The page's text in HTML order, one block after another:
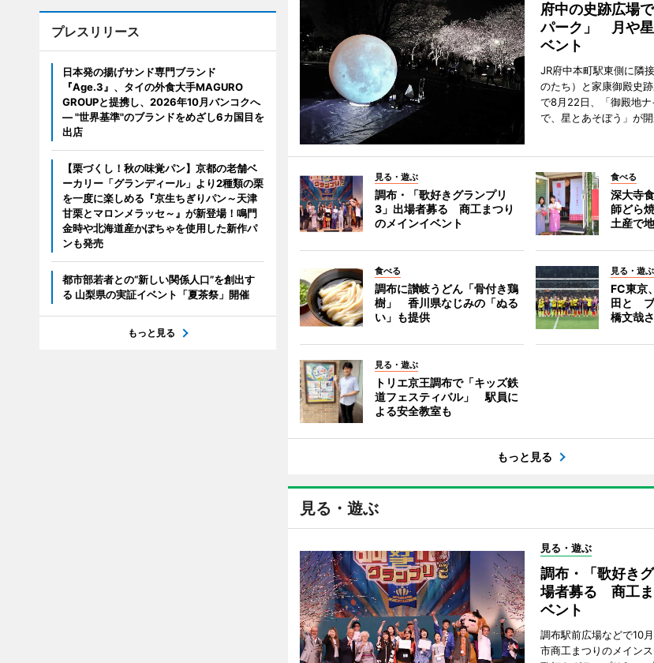
府中の史跡広場
パーク」 月や星
ベント
JR府中本町駅東側に隣
のたち）と家康御殿史跡
で8月22日、「御殿地
で、星とあそぼう」が開
見る・遊ぶ
調布・「歌好きグランプリ
3」出場者募る 商工まつり
のメインイベント
食べる
深大寺
師どら
土産で
食べる
調布に讃岐うどん「骨付き鶏
樹」 香川県なじみの「ぬる
い」も提供
見る・遊ぶ
FC東京
田と ブ
橋文哉
見る・遊ぶ
トリエ京王調布で「キッズ鉄
道フェスティバル」 駅員に
よる安全教室も
もっと見る
見る・遊ぶ
見る・遊ぶ
調布・「歌好き
場者募る 商工ま
ベント
調布駅前広場などで10
市商工まつりのメイン
プレスリリース
日本発の揚げサンド専門ブランド
『Age.3』、タイの外食大手MAGURO
GROUPと提携し、2026年10月バンコクへ
― "世界基準"のブランドをめざし6カ国目を
出店
【栗づくし！秋の味覚パン】京都の老舗ベ
ーカリー「グランディール」より2種類の栗
を一度に楽しめる『京生ちぎりパン～天津
甘栗とマロンメラッセ～』が新登場！鳴門
金時や北海道産かぼちゃを使用した新作パ
ンも発売
都市部若者との“新しい関係人口”を創出す
る 山梨県の実証イベント「夏茶祭」開催
もっと見る